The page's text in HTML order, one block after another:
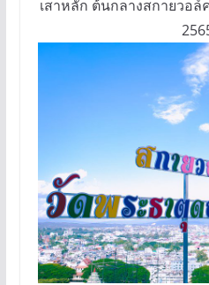
เสาหลัก ต้นกลางสกายวอล์